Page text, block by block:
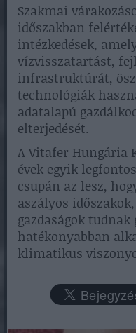
Szakmai
időszakban
intézkedések,
vízvisszatartást,
infrastruktúrát,
technológiák
adatalapú
elterjedését.
A Vitafer Hungária
évek egyik
csupán az lesz,
aszályos
gazdaságok tudnak
hatékonyabban
klimatikus